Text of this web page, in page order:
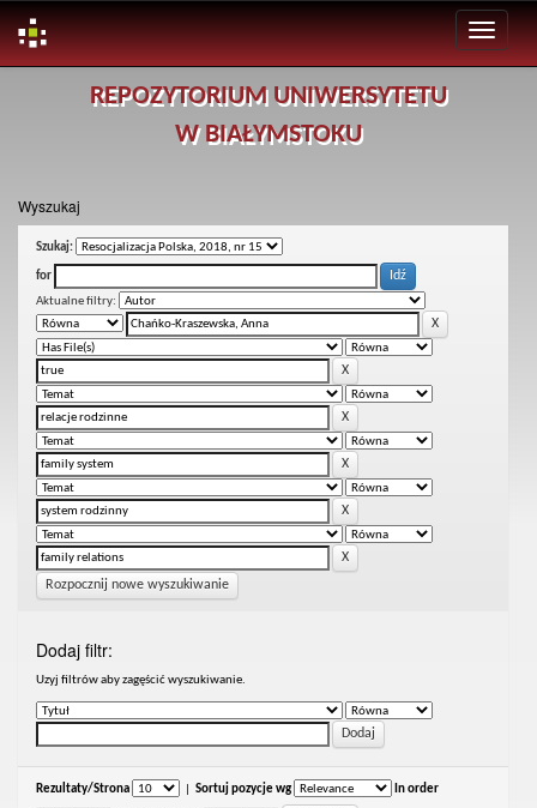
REPOZYTORIUM UNIWERSYTETU
W BIAŁYMSTOKU
Wyszukaj
Szukaj:
for
Aktualne filtry:
Rozpocznij nowe wyszukiwanie
Dodaj filtr:
Uzyj filtrów aby zagęścić wyszukiwanie.
Rezultaty/Strona Sortuj pozycje wg In order